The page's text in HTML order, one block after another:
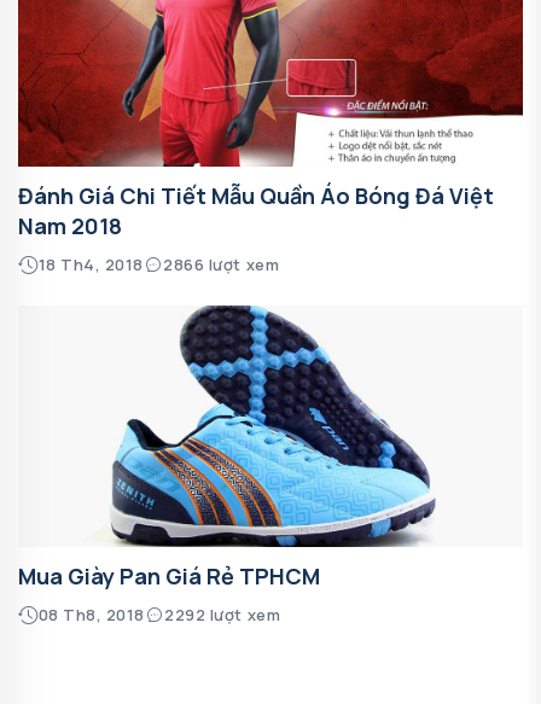
Đánh Giá Chi Tiết Mẫu Quần Áo Bóng Đá Việt
Nam 2018
18 Th4, 2018 2866 lượt xem
Mua Giày Pan Giá Rẻ TPHCM
08 Th8, 2018 2292 lượt xem